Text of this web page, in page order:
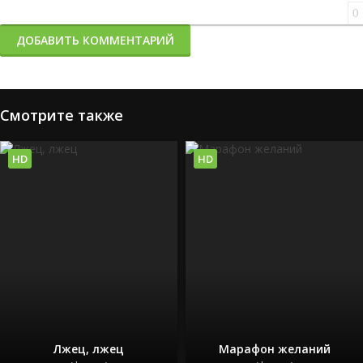
0
ДОБАВИТЬ КОММЕНТАРИЙ
Смотрите также
Лжец, лжец
HD
Марафон желаний
HD